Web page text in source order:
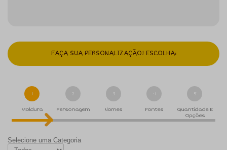
FAÇA SUA PERSONALIZAÇÃO! ESCOLHA:
1
Moldura
2
Personagem
3
Nomes
4
Fontes
5
Quantidade E
Opções
Selecione uma Categoria